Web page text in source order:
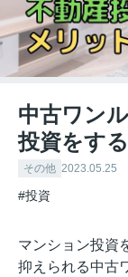
中古ワン
投資をす
その他 2023.05.25
#投資
マンション投資
抑えられる中古